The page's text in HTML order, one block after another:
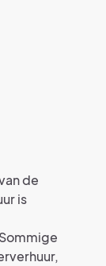
de
is